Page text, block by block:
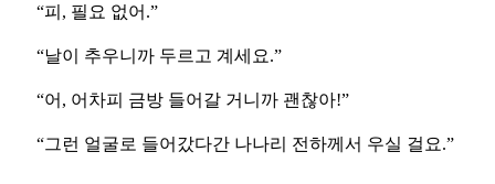
“피, 필요 없어.”
“날이 추우니까 두르고 계세요.”
“어, 어차피 금방 들어갈 거니까 괜찮아!”
“그런 얼굴로 들어갔다간 나나리 전하께서 우실 걸요.”